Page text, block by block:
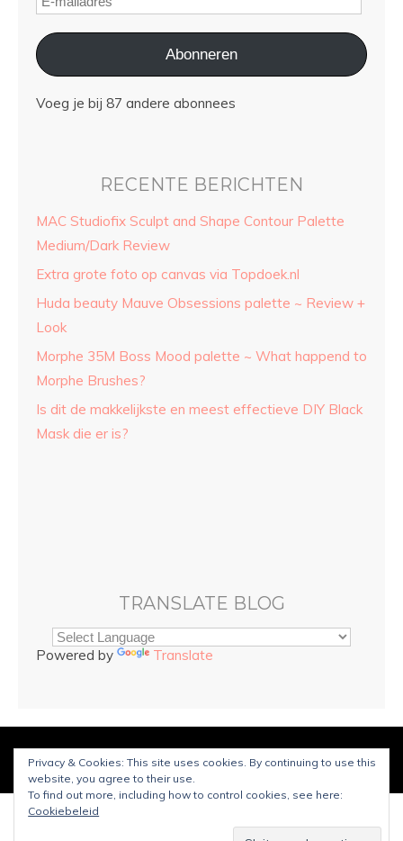
Abonneren
Voeg je bij 87 andere abonnees
RECENTE BERICHTEN
MAC Studiofix Sculpt and Shape Contour Palette
Medium/Dark Review
Extra grote foto op canvas via Topdoek.nl
Huda beauty Mauve Obsessions palette ~ Review +
Look
Morphe 35M Boss Mood palette ~ What happend to
Morphe Brushes?
Is dit de makkelijkste en meest effectieve DIY Black
Mask die er is?
TRANSLATE BLOG
Powered by Translate
© CopyrightSarah and Beauty2025. Mogelijk gemaakt door
WordPress.Ontworpen door Bluchic
Privacy & Cookies: This site uses cookies. By continuing to use this
website, you agree to their use.
To find out more, including how to control cookies, see here:
Cookiebeleid